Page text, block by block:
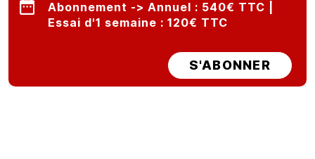
Abonnement -> Annuel : 540€ TTC |
Essai d'1 semaine : 120€ TTC
S'ABONNER